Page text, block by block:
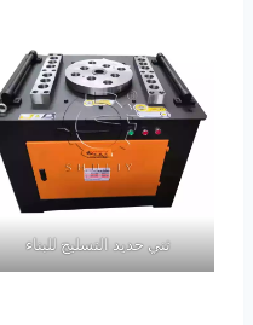
ثني حديد التسليح للبناء